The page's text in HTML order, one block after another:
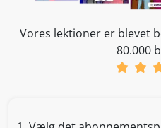
Vores lektioner er blevet
80.000